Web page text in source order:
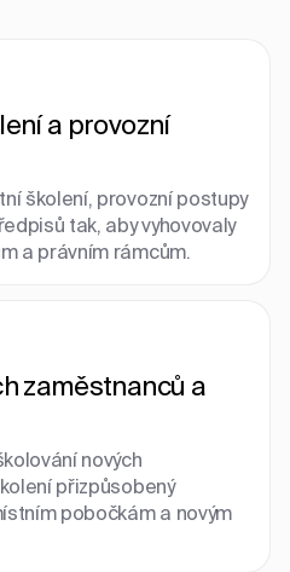
a provozní
školení, provozní postupy
tak, aby vyhovovaly
a právním rámcům.
zaměstnanců a
nových
přizpůsobený
pobočkám a novým